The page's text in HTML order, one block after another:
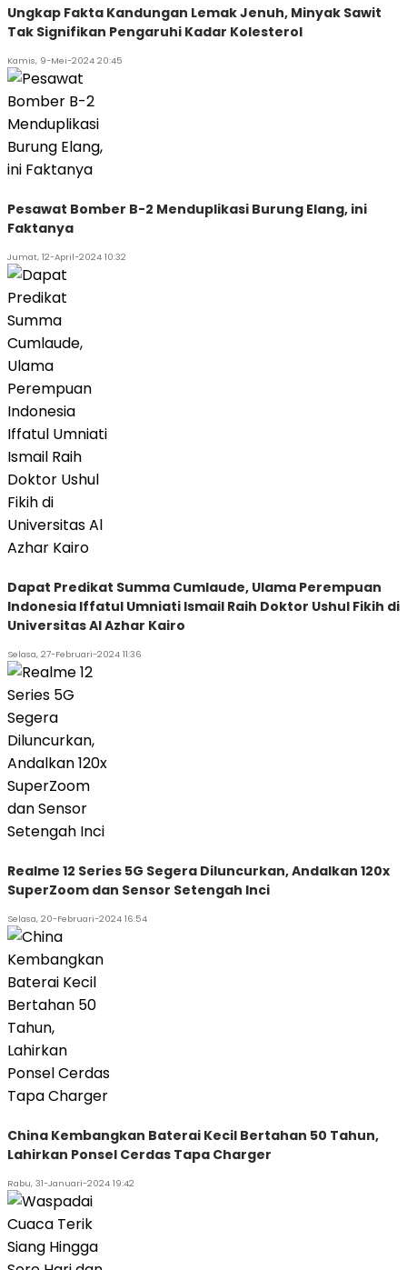
Ungkap Fakta Kandungan Lemak Jenuh, Minyak Sawit
Tak Signifikan Pengaruhi Kadar Kolesterol
Kamis, 9-Mei-2024 20:45
Pesawat Bomber B-2 Menduplikasi Burung Elang, ini
Faktanya
Jumat, 12-April-2024 10:32
Dapat Predikat Summa Cumlaude, Ulama Perempuan
Indonesia Iffatul Umniati Ismail Raih Doktor Ushul Fikih di
Universitas Al Azhar Kairo
Selasa, 27-Februari-2024 11:36
Realme 12 Series 5G Segera Diluncurkan, Andalkan 120x
SuperZoom dan Sensor Setengah Inci
Selasa, 20-Februari-2024 16:54
China Kembangkan Baterai Kecil Bertahan 50 Tahun,
Lahirkan Ponsel Cerdas Tapa Charger
Rabu, 31-Januari-2024 19:42